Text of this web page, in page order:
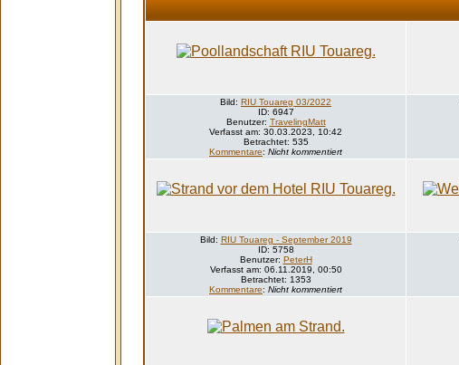
Bild: RIU Touareg 03/2022
ID: 6947
Benutzer: TravelingMatt
Verfasst am: 30.03.2023, 10:42
Betrachtet: 535
Kommentare: Nicht kommentiert
Bild: RIU Touareg - September 2019
ID: 5758
Benutzer: PeterH
Verfasst am: 06.11.2019, 00:50
Betrachtet: 1353
Kommentare: Nicht kommentiert